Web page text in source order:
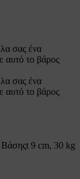
σας ένα
αυτό το βάρος
σας ένα
αυτό το βάρος
9 cm, 30 kg